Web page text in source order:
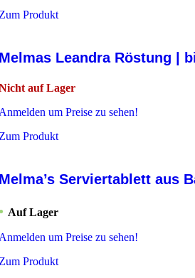
Produkt
Leandra Röstung |
auf Lager
um Preise zu sehen!
Produkt
Serviertablett aus
Auf Lager
um Preise zu sehen!
Produkt